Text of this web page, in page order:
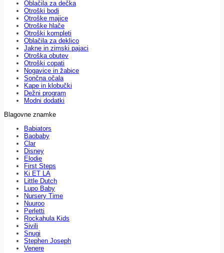
Oblačila za dečka
Otroški bodi
Otroške majice
Otroške hlače
Otroški kompleti
Oblačila za deklico
Jakne in zimski pajaci
Otroška obutev
Otroški copati
Nogavice in žabice
Sončna očala
Kape in klobučki
Dežni program
Modni dodatki
Blagovne znamke
Babiators
Baobaby
Clar
Disney
Elodie
First Steps
Ki ET LA
Little Dutch
Lupo Baby
Nursery Time
Nuuroo
Perletti
Rockahula Kids
Sivili
Snugi
Stephen Joseph
Venere